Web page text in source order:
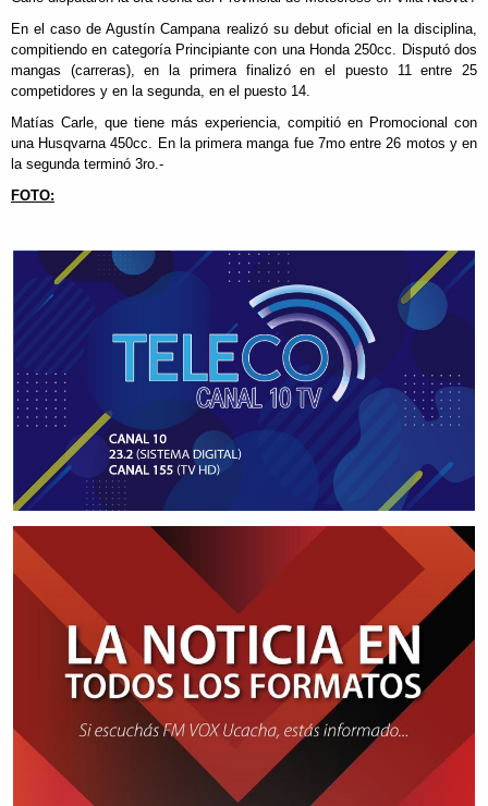
En el caso de Agustín Campana realizó su debut oficial en la disciplina,
compitiendo en categoría Principiante con una Honda 250cc. Disputó dos
mangas (carreras), en la primera finalizó en el puesto 11 entre 25
competidores y en la segunda, en el puesto 14.
Matías Carle, que tiene más experiencia, compitió en Promocional con
una Husqvarna 450cc. En la primera manga fue 7mo entre 26 motos y en
la segunda terminó 3ro.-
FOTO: